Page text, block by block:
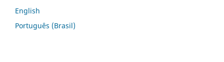
English
Português (Brasil)